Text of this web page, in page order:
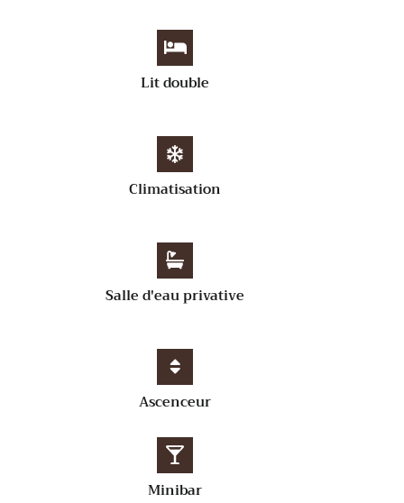
Lit double
Climatisation
Salle d'eau privative
Ascenceur
Minibar